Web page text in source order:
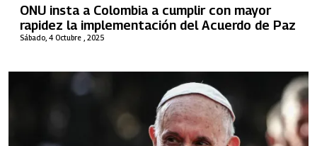
Sábado, 4 Octubre , 2025
ONU insta a Colombia a cumplir con mayor
rapidez la implementación del Acuerdo de Paz